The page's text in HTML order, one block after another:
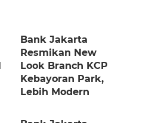
Bank Jakarta
Resmikan New
Look Branch KCP
Kebayoran Park,
Lebih Modern